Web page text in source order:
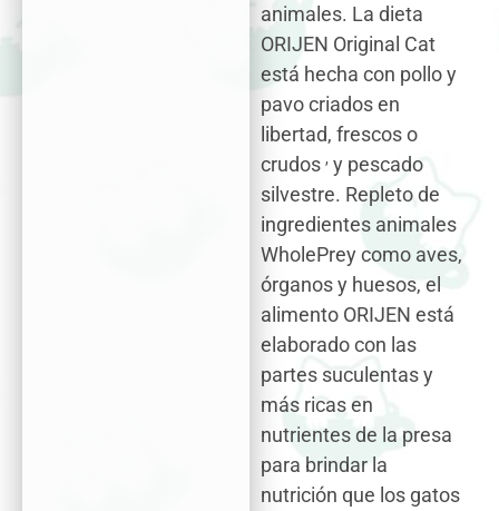
animales. La dieta
ORIJEN Original Cat
está hecha con pollo y
pavo criados en
libertad, frescos o
crudos , y pescado
silvestre. Repleto de
ingredientes animales
WholePrey como aves,
órganos y huesos, el
alimento ORIJEN está
elaborado con las
partes suculentas y
más ricas en
nutrientes de la presa
para brindar la
nutrición que los gatos